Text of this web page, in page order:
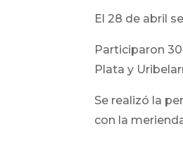
El 28 de abril
Participaron
Plata y
Se realizó la
con la